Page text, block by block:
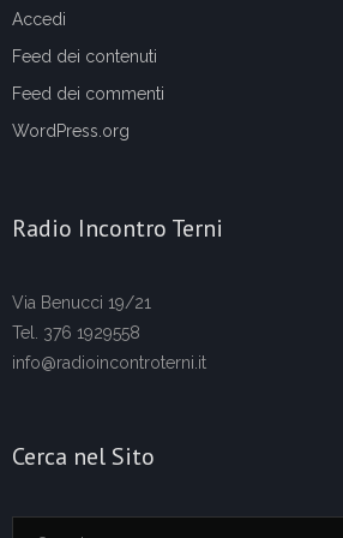
Accedi
Feed dei contenuti
Feed dei commenti
WordPress.org
Radio Incontro Terni
Via Benucci 19/21
Tel. 376 1929558
info@radioincontroterni.it
Cerca nel Sito